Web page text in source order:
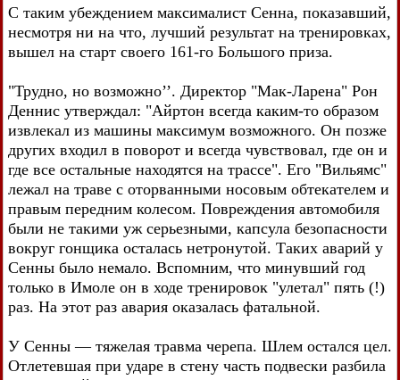
С таким убеждением максималист Сенна, показавший,
несмотря ни на что, лучший результат на тренировках,
вышел на старт своего 161-го Большого приза.
"Трудно, но возможно’’. Директор "Мак-Ларена" Рон
Деннис утверждал: "Айртон всегда каким-то образом
извлекал из машины максимум возможного. Он позже
других входил в поворот и всегда чувствовал, где он и
где все остальные находятся на трассе". Его "Вильямс"
лежал на траве с оторванными носовым обтекателем и
правым передним колесом. Повреждения автомобиля
были не такими уж серьезными, капсула безопасности
вокруг гонщика осталась нетронутой. Таких аварий у
Сенны было немало. Вспомним, что минувший год
только в Имоле он в ходе тренировок "улетал" пять (!)
раз. На этот раз авария оказалась фатальной.
У Сенны — тяжелая травма черепа. Шлем остался цел.
Отлетевшая при ударе в стену часть подвески разбила